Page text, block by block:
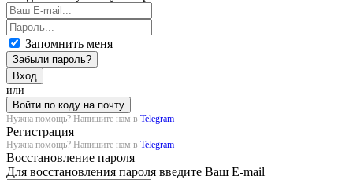
Запомнить меня
Забыли пароль?
Вход
или
Войти по коду на почту
Нужна помощь? Напишите нам в Telegram
Регистрация
Нужна помощь? Напишите нам в Telegram
Восстановление пароля
Для восстановления пароля введите Ваш E-mail